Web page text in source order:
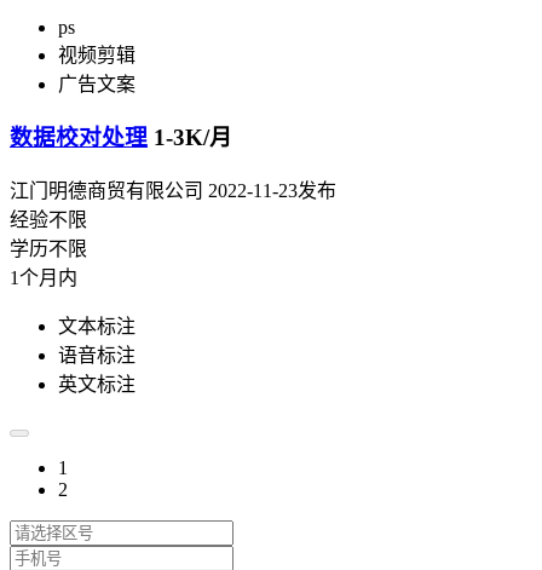
ps
视频剪辑
广告文案
数据校对处理 1-3K/月
江门明德商贸有限公司 2022-11-23发布
经验不限
学历不限
1个月内
文本标注
语音标注
英文标注
1
2